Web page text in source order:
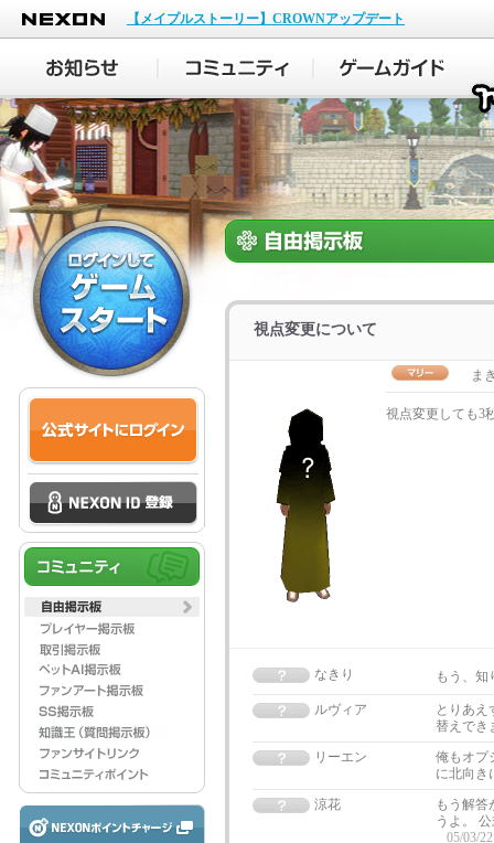
NEXON
【メイプルストーリー】CROWNアップデート
視点変更について
ま
視点変更しても3
なきり もう、
ルヴィア
とりあえ
替えでき
リーエン
俺もオプ
に北向き
涼花
もう解答
うよ。
05/03/